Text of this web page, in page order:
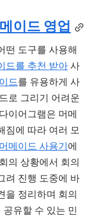
이드 영업
떤 도구를 사용해
드를 추천 받아 사
드를 유용하게 사
로 그리기 어려운
이어그램은 머메
짐에 따라 여러 모
머메이드 사용기에
의 상황에서 회의
려 진행 도중에 바
을 정리하며 회의
유할 수 있는 민